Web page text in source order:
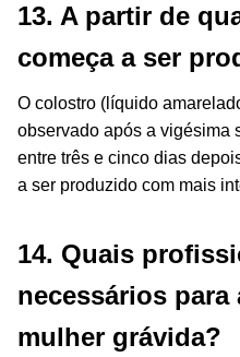
13. A partir de
começa a ser
O colostro (líquido
observado após a vigésima
entre três e cinco dias
a ser produzido com mais
14. Quais
necessários para
mulher grávida?